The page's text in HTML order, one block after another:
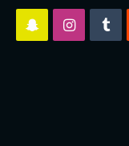
انستقرام